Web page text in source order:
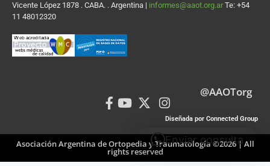
Vicente López 1878 . CABA. . Argentina | informes@aaot.org.ar Te: +54
11 48012320
@AAOTorg
Diseñada por Connected Group
Asociación Argentina de Ortopedia y Traumatología ©2026 | All
rights reserved
Enviar consulta